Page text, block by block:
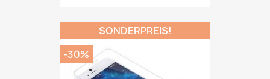
SONDERPREIS!
-30%